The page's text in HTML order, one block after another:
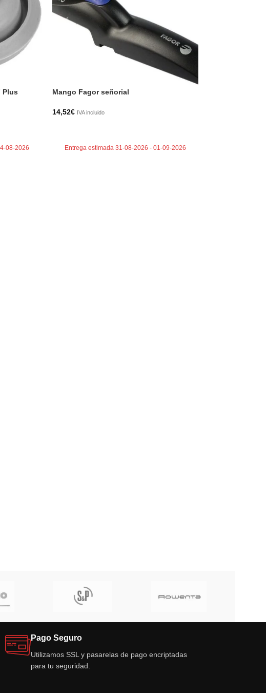
Plus
08-2026
Mango Fagor señorial
14,52€ IVA incluido
Entrega estimada 31-08-2026 - 01-09-2026
Pago Seguro
Utilizamos SSL y pasarelas de pago encriptadas
para tu seguridad.